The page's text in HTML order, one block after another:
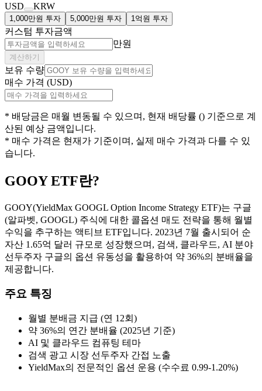
USD
KRW
1,000만원 투자 5,000만원 투자 1억원 투자
커스텀 투자금액
만원
계산하기
보유 수량
매수 가격 (USD)
* 배당금은 매월 변동될 수 있으며, 현재 배당률 () 기준으로 계
산된 예상 금액입니다.
* 매수 가격은 현재가 기준이며, 실제 매수 가격과 다를 수 있
습니다.
GOOYETF란?
GOOY(YieldMax GOOGL Option Income Strategy ETF)는 구글
(알파벳, GOOGL) 주식에 대한 콜옵션 매도 전략을 통해 월별
수익을 추구하는 액티브 ETF입니다. 2023년 7월 출시되어 순
자산 1.65억 달러 규모로 성장했으며, 검색, 클라우드, AI 분야
선두주자 구글의 옵션 유동성을 활용하여 약 36%의 분배율을
제공합니다.
주요 특징
월별 분배금 지급 (연 12회)
약 36%의 연간 분배율 (2025년 기준)
AI 및 클라우드 컴퓨팅 테마
검색 광고 시장 선두주자 간접 노출
YieldMax의 전문적인 옵션 운용 (수수료 0.99-1.20%)